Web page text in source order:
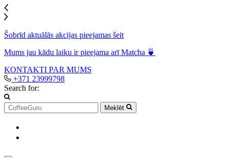
Šobrīd aktuālās akcijas pieejamas šeit
Mums jau kādu laiku ir pieejama arī Matcha 🍵
KONTAKTI PAR MUMS
+371 23999798
Search for:
Meklēt